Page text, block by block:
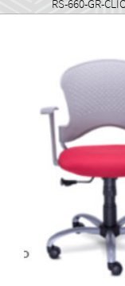
RS-660-GR-
Larger
Image